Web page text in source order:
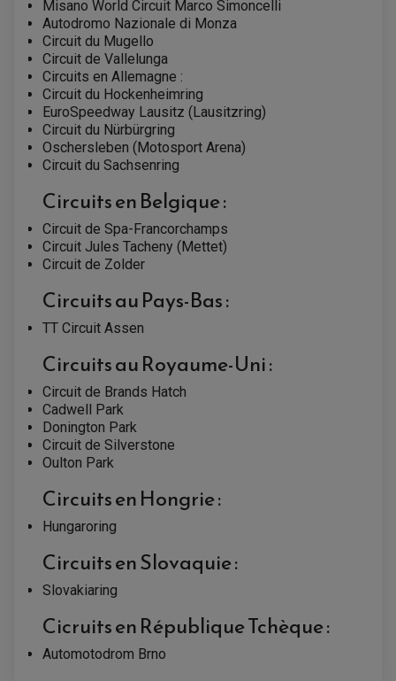
ROULEMENT DE DIRECTION
TRANSMISSION
AMORTISSEUR DE COUPLE
EMBRAYAGE MOTO
KIT CHAÎNE MOTO
ACCESSOIRE SCOOTER YAMAHA
Misano World Circuit Marco Simoncelli
Autodromo Nazionale di Monza
Circuit du Mugello
Circuit de Vallelunga
Circuits en Allemagne :
Circuit du Hockenheimring
EuroSpeedway Lausitz (Lausitzring)
Circuit du Nürbürgring
Oschersleben (Motosport Arena)
Circuit du Sachsenring
Circuits en Belgique :
Circuit de Spa-Francorchamps
Circuit Jules Tacheny (Mettet)
Circuit de Zolder
Circuits au Pays-Bas :
TT Circuit Assen
Circuits au Royaume-Uni :
Circuit de Brands Hatch
Cadwell Park
Donington Park
Circuit de Silverstone
Oulton Park
Circuits en Hongrie :
Hungaroring
Circuits en Slovaquie :
Slovakiaring
Cicruits en République Tchèque :
Automotodrom Brno